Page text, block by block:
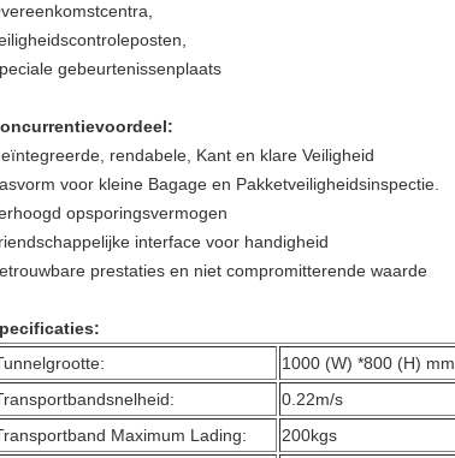
gebeurtenissenplaats
rendabele, Kant en klare Veiligheid
voor kleine Bagage en Pakketveiligheidsinspectie.
opsporingsvermogen
interface voor handigheid
prestaties en niet compromitterende waarde
1000 (W) *800 (H) mm
0.22m/s
Maximum Lading:
200kgs